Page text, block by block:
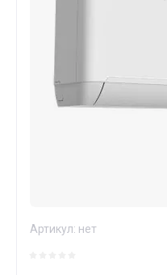
Артикул: нет